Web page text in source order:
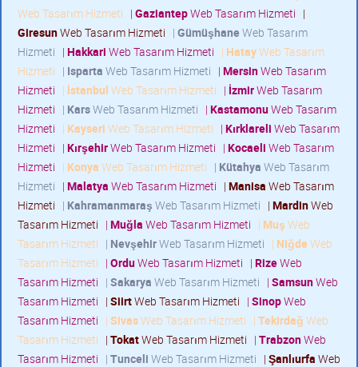
Web Tasarım Hizmeti | GaziantepWeb Tasarım Hizmeti |
GiresunWeb Tasarım Hizmeti | Gümüşhane Web Tasarım
Hizmeti | Hakkari Web Tasarım Hizmeti | HatayWeb Tasarım
Hizmeti | Isparta Web Tasarım Hizmeti | MersinWeb Tasarım
Hizmeti | İstanbul Web Tasarım Hizmeti | İzmirWeb Tasarım
Hizmeti | KarsWeb Tasarım Hizmeti | KastamonuWeb Tasarım
Hizmeti | Kayseri Web Tasarım Hizmeti | Kırklareli Web Tasarım
Hizmeti | KırşehirWeb Tasarım Hizmeti | Kocaeli Web Tasarım
Hizmeti | Konya Web Tasarım Hizmeti | Kütahya Web Tasarım
Hizmeti | Malatya Web Tasarım Hizmeti | Manisa Web Tasarım
Hizmeti | Kahramanmaraş Web Tasarım Hizmeti | MardinWeb
Tasarım Hizmeti | Muğla Web Tasarım Hizmeti | Muş Web
Tasarım Hizmeti | NevşehirWeb Tasarım Hizmeti | Niğde Web
Tasarım Hizmeti | OrduWeb Tasarım Hizmeti | RizeWeb
Tasarım Hizmeti | Sakarya Web Tasarım Hizmeti | SamsunWeb
Tasarım Hizmeti | SiirtWeb Tasarım Hizmeti | SinopWeb
Tasarım Hizmeti | SivasWeb Tasarım Hizmeti | Tekirdağ Web
Tasarım Hizmeti | TokatWeb Tasarım Hizmeti | TrabzonWeb
Tasarım Hizmeti | Tunceli Web Tasarım Hizmeti | Şanlıurfa Web